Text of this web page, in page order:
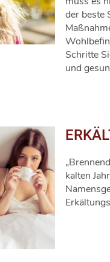
der beste
Schritte
und
kalten